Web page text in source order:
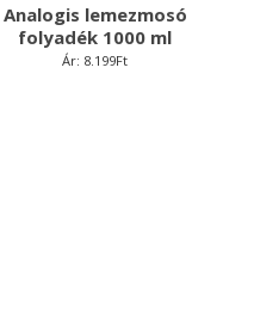
Analogis lemezmosó
folyadék 1000 ml
Ár: 8.199Ft